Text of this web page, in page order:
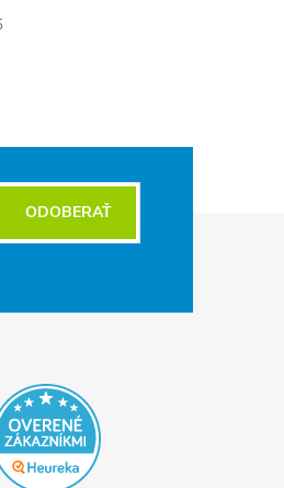
ODOBERAŤ